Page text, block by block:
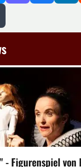
- Figurenspiel von